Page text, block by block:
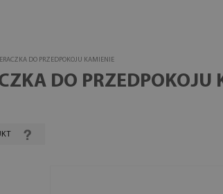
DO PRZEDPOKOJU KAMIENIE
DO